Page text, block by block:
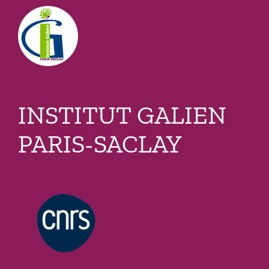
contenu
INSTITUT GALIEN
PARIS-SACLAY